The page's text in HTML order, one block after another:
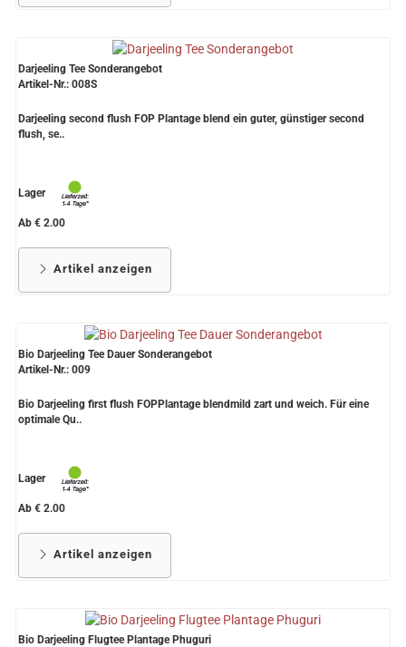
Darjeeling Tee Sonderangebot
Artikel-Nr.: 008S
Darjeeling second flush FOP Plantage blend ein guter, günstiger second
flush, se..
Lager
Ab € 2.00
Artikel anzeigen
Bio Darjeeling Tee Dauer Sonderangebot
Artikel-Nr.: 009
Bio Darjeeling first flush FOPPlantage blendmild zart und weich. Für eine
optimale Qu..
Lager
Ab € 2.00
Artikel anzeigen
Bio Darjeeling Flugtee Plantage Phuguri